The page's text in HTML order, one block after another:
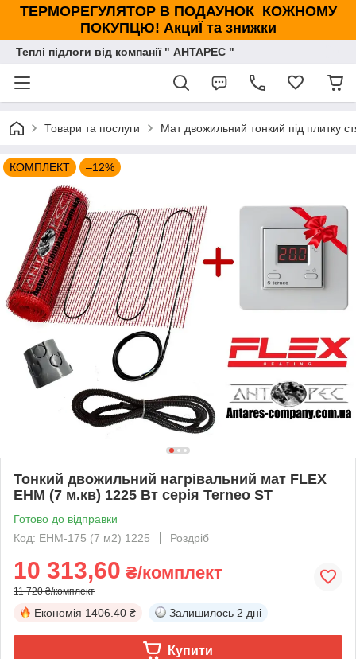
ТЕРМОРЕГУЛЯТОР В ПОДАУНОК КОЖНОМУ
ПОКУПЦЮ! АкциЇ та знижки
Теплі підлоги від компанії " АНТАРЕС "
Товари та послуги Мат двожильний тонкий під плитку
КОМПЛЕКТ –12%
Тонкий двожильний нагрівальний мат FLEX
EHM (7 м.кв) 1225 Вт серія Terneo SТ
Готово до відправки
Код: EHM-175 (7 м2) 1225
Роздріб
10 313,60 ₴/комплект
11 720 ₴/комплект
Економія 1406.40 ₴ Залишилось 2 дні
Купити